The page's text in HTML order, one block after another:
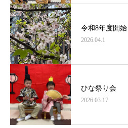
令和8年度開始
2026.04.1
ひな祭り会
2026.03.17